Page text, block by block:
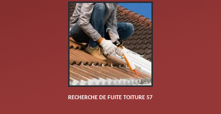
RECHERCHE DE FUITE TOITURE 57